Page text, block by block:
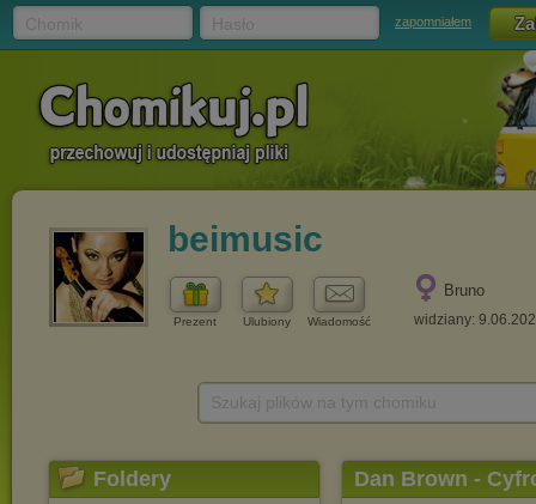
zapomniałem
beimusic
Prezent Ulubiony Wiadomość
Bruno
widziany:
Foldery Dan Brown -